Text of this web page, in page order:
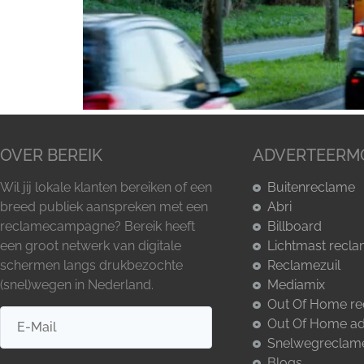
OVER BEREIK
Wil jij lokale klanten bereiken of een
breed publiek aanspreken met een
reclamecampagne? Bereik heeft
een groot netwerk van digitale
schermen langs drukbezochte
(snel)wegen in Nederland.
Buitenreclame
Abri
Billboard
Lichtmast
Reclamezuil
Mediamix
Out Of Home
Out Of Home